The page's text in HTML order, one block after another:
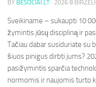
BY BESOCIAI.LT · 2026 8
Sveikiname – sukaupti 10
žymintis jūsų discipliną ir
Tačiau dabar susiduriate su
šiuos pinigus dirbti jums?
pasižymintis sparčia
normomis ir naujomis turto